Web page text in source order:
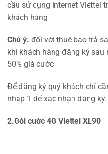
cầu sử dụng internet Viettel
khách hàng
Chú ý: đối với thuê bao trả
khi khách hàng đăng ký sau
50% giá cước
Để đăng ký quý khách chỉ
nhập 1 để xác nhận đăng ký.
2.Gói cước 4G Viettel XL90